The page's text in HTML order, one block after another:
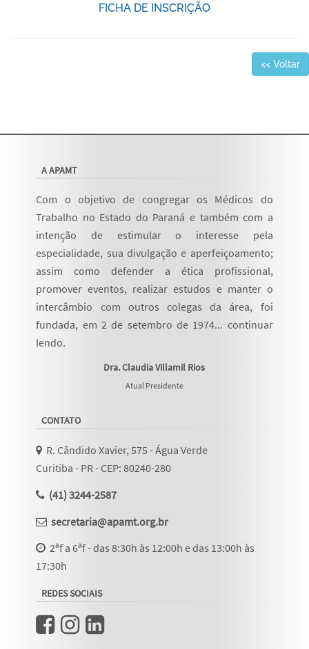
FICHA DE INSCRIÇÃO
<< Voltar
A APAMT
Com o objetivo de congregar os Médicos do
Trabalho no Estado do Paraná e também com a
intenção de estimular o interesse pela
especialidade, sua divulgação e aperfeiçoamento;
assim como defender a ética profissional,
promover eventos, realizar estudos e manter o
intercâmbio com outros colegas da área, foi
fundada, em 2 de setembro de 1974... continuar
lendo.
Dra. Claudia Villamil Rios
Atual Presidente
CONTATO
R. Cândido Xavier, 575 - Água Verde
Curitiba - PR - CEP: 80240-280
(41) 3244-2587
secretaria@apamt.org.br
2ªf a 6ªf - das 8:30h às 12:00h e das 13:00h às
17:30h
REDES SOCIAIS